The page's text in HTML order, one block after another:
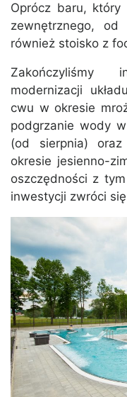
Oprócz baru, który
zewnętrznego,
również stoisko z
Zakończyliśmy
modernizacji
cwu w okresie
podgrzanie wody
(od sierpnia)
okresie jesienno-
oszczędności z
inwestycji zwróci